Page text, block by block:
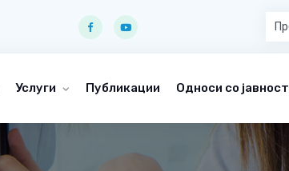
Услуги Публикации Односи со јавност